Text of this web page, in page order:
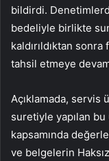
bildirdi.
bedeliyle birlikte
kaldırıldıktan
tahsil etmeye
Açıklamada, servis
suretiyle yapılan bu
kapsamında
ve belgelerin